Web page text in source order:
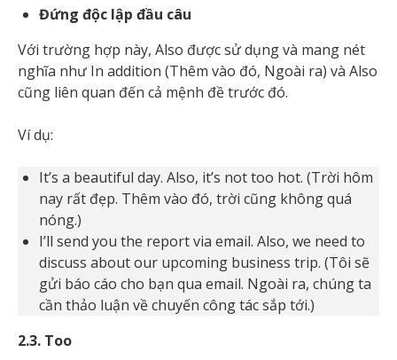
Đứng độc lập đầu câu
Với trường hợp này, Also được sử dụng và mang nét
nghĩa như In addition (Thêm vào đó, Ngoài ra) và Also
cũng liên quan đến cả mệnh đề trước đó.
Ví dụ:
It’s a beautiful day. Also, it’s not too hot. (Trời hôm
nay rất đẹp. Thêm vào đó, trời cũng không quá
nóng.)
I’ll send you the report via email. Also, we need to
discuss about our upcoming business trip. (Tôi sẽ
gửi báo cáo cho bạn qua email. Ngoài ra, chúng ta
cần thảo luận về chuyến công tác sắp tới.)
2.3. Too